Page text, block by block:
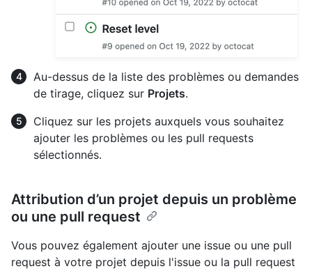
Au-dessus de la liste des problèmes ou demandes
de tirage, cliquez sur Projets.
Cliquez sur les projets auxquels vous souhaitez
ajouter les problèmes ou les pull requests
sélectionnés.
Attribution d’un projet depuis un problème
ou une pull request
Vous pouvez également ajouter une issue ou une pull
request à votre projet depuis l'issue ou la pull request